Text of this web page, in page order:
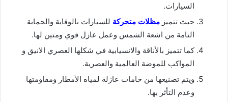
السيارات.
حيث تتميز مظلات متحركة للسيارات بالوقاية والحماية
التامة من اشعة الشمس وعمل عازل قوي ومتين لها.
كما تتميز بالأناقة والانسيابية في شكلها العصري الانيق و
المواكب للموضة العالمية والعصرية.
ويتم تصنيعها من خامات عازلة لمياه الأمطار ومقاومتها
وعدم التأثر بها.